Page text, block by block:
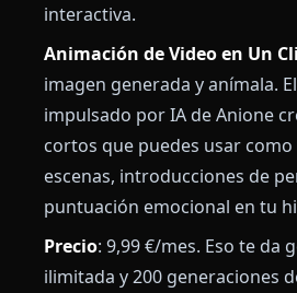
interactiva.
Animación de Video en Un
imagen generada y anímala.
impulsado por IA de Anione
cortos que puedes usar
escenas, introducciones de
puntuación emocional en tu
Precio: 9,99 €/mes. Eso te da
ilimitada y 200 generaciones